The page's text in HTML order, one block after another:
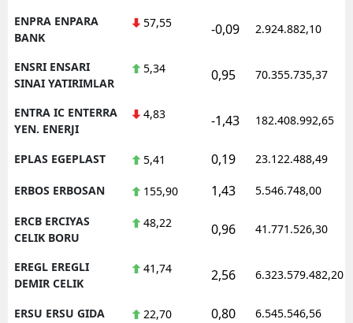
ENPRA ENPARA
BANK
57,55 -0,09 2.924.882,10
ENSRI ENSARI
SINAI YATIRIMLAR
5,34 0,95 70.355.735,37
ENTRA IC ENTERRA
YEN. ENERJI
4,83 -1,43 182.408.992,65
EPLAS EGEPLAST 5,41 0,19 23.122.488,49
ERBOS ERBOSAN 155,90 1,43 5.546.748,00
ERCB ERCIYAS
CELIK BORU
48,22 0,96 41.771.526,30
EREGL EREGLI
DEMIR CELIK
41,74 2,56 6.323.579.482,20
ERSU ERSU GIDA 22,70 0,80 6.545.546,56